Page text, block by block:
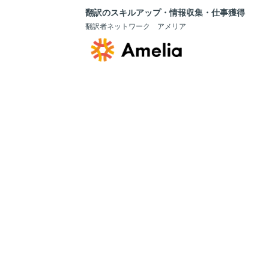
翻訳のスキルアップ・情報収集・仕事獲得
翻訳者ネットワーク アメリア